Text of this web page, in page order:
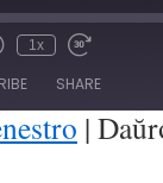
1x
Fast
30
seconds
SHARE
|